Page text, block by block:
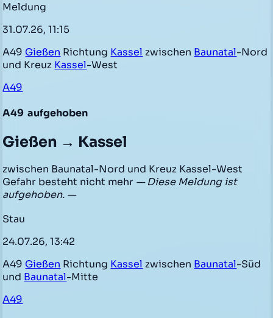
Meldung
31.07.26, 11:15
A49 Gießen Richtung Kassel zwischen Baunatal-Nord
und Kreuz Kassel-West
A49
A49 aufgehoben
Gießen → Kassel
zwischen Baunatal-Nord und Kreuz Kassel-West
Gefahr besteht nicht mehr — Diese Meldung ist
aufgehoben. —
Stau
24.07.26, 13:42
A49 Gießen Richtung Kassel zwischen Baunatal-Süd
und Baunatal-Mitte
A49